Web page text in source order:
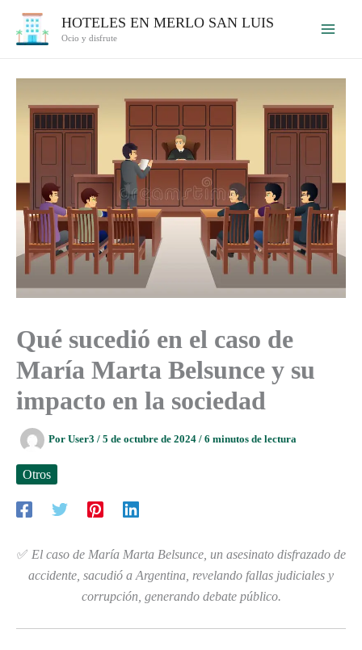
HOTELES EN MERLO SAN LUIS
Ocio y disfrute
Qué sucedió en el caso de
María Marta Belsunce y su
impacto en la sociedad
Por User3 / 5 de octubre de 2024 / 6 minutos de lectura
Otros
✅ El caso de María Marta Belsunce, un asesinato disfrazado de
accidente, sacudió a Argentina, revelando fallas judiciales y
corrupción, generando debate público.